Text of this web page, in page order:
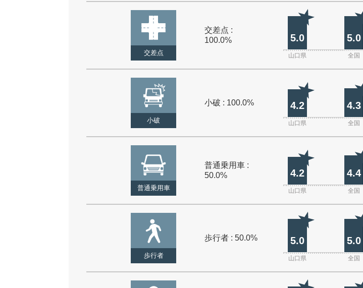
交差点
交差点 :
100.0%
5.0 5.0
山口県 全国
小破
小破 : 100.0% 4.2 4.3
山口県 全国
普通乗用車
普通乗用車 :
50.0%
4.2 4.4
山口県 全国
歩行者
歩行者 : 50.0% 5.0 5.0
山口県 全国